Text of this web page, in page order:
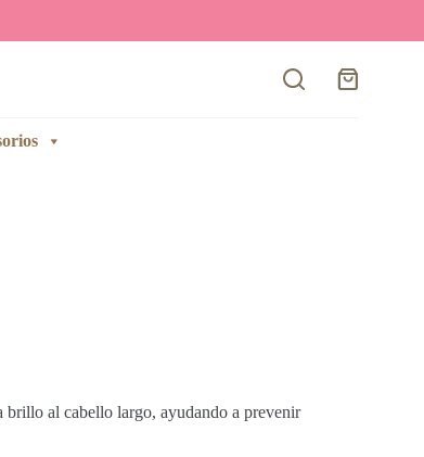
Carro
brillo al cabello largo, ayudando a prevenir